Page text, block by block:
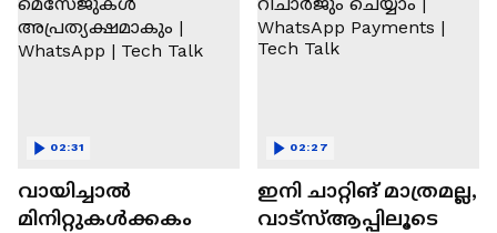
വായിച്ചാൽ
മിനിറ്റുകൾക്കകം
02:31
ഇനി ചാറ്റിങ് മാത്രമല്ല,
വാട്‌സ്‌ആപ്പിലൂടെ
02:27